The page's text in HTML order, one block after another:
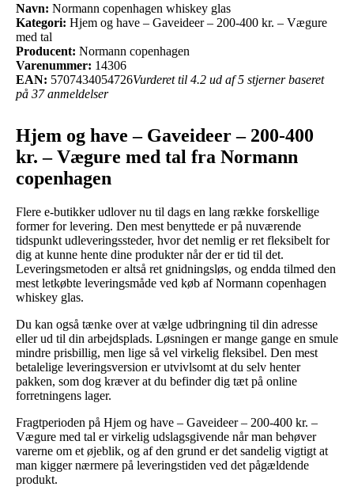
Navn: Normann copenhagen whiskey glas
Kategori: Hjem og have – Gaveideer – 200-400 kr. – Vægure
med tal
Producent: Normann copenhagen
Varenummer: 14306
EAN: 5707434054726Vurderet til 4.2 ud af 5 stjerner baseret
på 37 anmeldelser
Hjem og have – Gaveideer – 200-400
kr. – Vægure med tal fra Normann
copenhagen
Flere e-butikker udlover nu til dags en lang række forskellige
former for levering. Den mest benyttede er på nuværende
tidspunkt udleveringssteder, hvor det nemlig er ret fleksibelt for
dig at kunne hente dine produkter når der er tid til det.
Leveringsmetoden er altså ret gnidningsløs, og endda tilmed den
mest letkøbte leveringsmåde ved køb af Normann copenhagen
whiskey glas.
Du kan også tænke over at vælge udbringning til din adresse
eller ud til din arbejdsplads. Løsningen er mange gange en smule
mindre prisbillig, men lige så vel virkelig fleksibel. Den mest
betalelige leveringsversion er utvivlsomt at du selv henter
pakken, som dog kræver at du befinder dig tæt på online
forretningens lager.
Fragtperioden på Hjem og have – Gaveideer – 200-400 kr. –
Vægure med tal er virkelig udslagsgivende når man behøver
varerne om et øjeblik, og af den grund er det sandelig vigtigt at
man kigger nærmere på leveringstiden ved det pågældende
produkt.